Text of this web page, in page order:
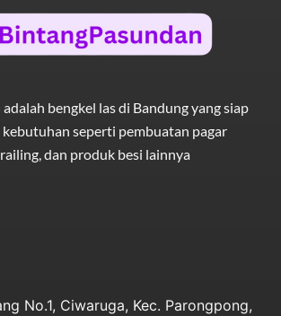
bengkel las di Bandung yang siap
seperti pembuatan pagar
dan produk besi lainnya
No.1, Ciwaruga, Kec. Parongpong,